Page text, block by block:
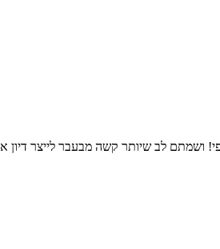
לב שיותר קשה מבעבר לייצר דיון